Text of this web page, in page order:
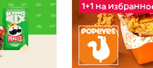
1+1 на